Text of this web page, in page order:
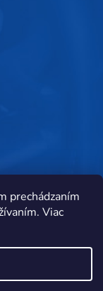
prechádzaním
Viac